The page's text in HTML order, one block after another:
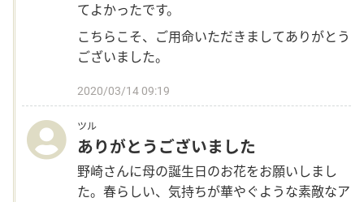
てよかったです。
こちらこそ、ご用命いただきましてありがとう
ございました。
2020/03/14 09:19
ツル
ありがとうございました
野崎さんに母の誕生日のお花をお願いしまし
た。春らしい、気持ちが華やぐような素敵なア